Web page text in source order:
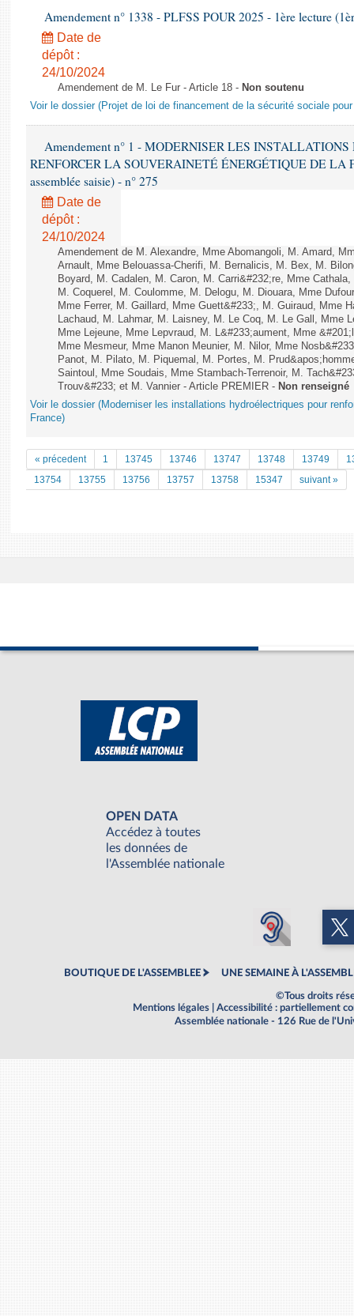
Amendement n° 1338 - PLFSS POUR 2025 - 1ère lecture
Date de
dépôt :
24/10/2024
Amendement de M. Le Fur - Article 18 - Non soutenu
Voir le dossier (Projet de loi de financement de la sécurité sociale pour
Amendement n° 1 - MODERNISER LES
RENFORCER LA SOUVERAINETÉ ÉNERGÉTIQUE DE LA
assemblée saisie) - n° 275
Date de
dépôt :
24/10/2024
Amendement de M. Alexandre, Mme Abomangoli, M. Amard,
Arnault, Mme Belouassa-Cherifi, M. Bernalicis, M. Bex, M.
Boyard, M. Cadalen, M. Caron, M. Carri&#232;re, Mme
M. Coquerel, M. Coulomme, M. Delogu, M. Diouara, Mme
Mme Ferrer, M. Gaillard, Mme Guett&#233;, M. Guiraud, Mme
Lachaud, M. Lahmar, M. Laisney, M. Le Coq, M. Le Gall, Mme
Mme Lejeune, Mme Lepvraud, M. L&#233;aument, Mme
Mme Mesmeur, Mme Manon Meunier, M. Nilor, Mme
Panot, M. Pilato, M. Piquemal, M. Portes, M.
Saintoul, Mme Soudais, Mme Stambach-Terrenoir, M.
Trouv&#233; et M. Vannier - Article PREMIER - Non renseigné
Voir le dossier (Moderniser les installations hydroélectriques pour
France)
« précedent 1 13745 13746 13747 13748 13749
13754
13755 13756 13757 13758 15347 suivant »
OPEN DATA
Accédez à toutes
les données de
l'Assemblée nationale
BOUTIQUE DE L'ASSEMBLEE UNE SEMAINE À
©Tous droits
Mentions légales
Accessibilité : partiellement
Assemblée nationale - 126 Rue de